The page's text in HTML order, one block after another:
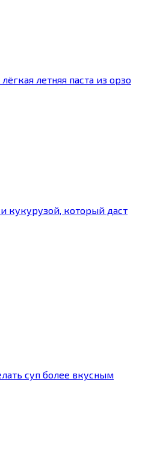
летняя паста из орзо
кукурузой, который даст
суп более вкусным